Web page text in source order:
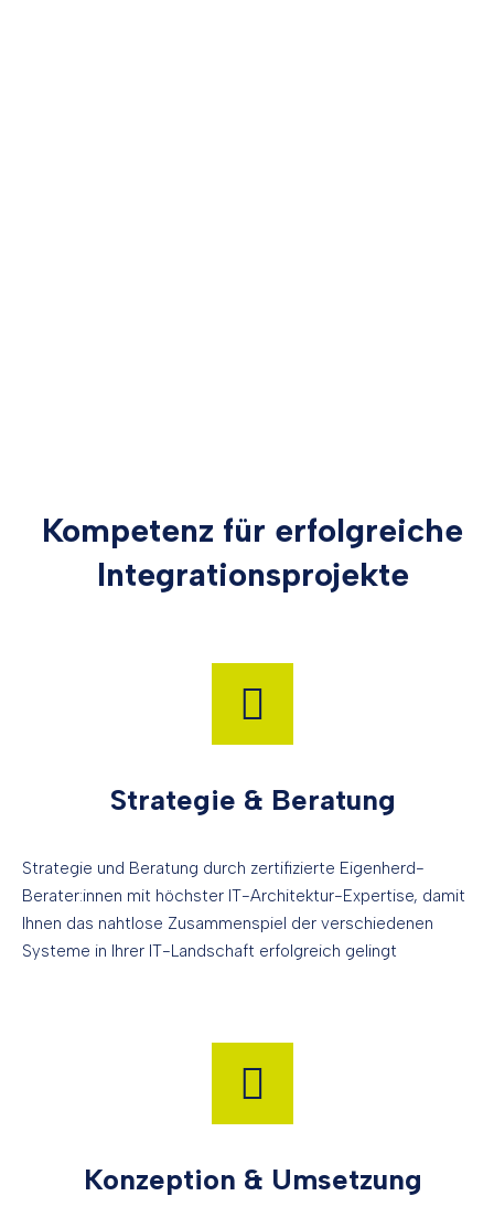
Kompetenz für erfolgreiche
Integrationsprojekte
Strategie & Beratung
Strategie und Beratung durch zertifizierte Eigenherd-
Berater:innen mit höchster IT-Architektur-Expertise, damit
Ihnen das nahtlose Zusammenspiel der verschiedenen
Systeme in Ihrer IT-Landschaft erfolgreich gelingt
Konzeption & Umsetzung